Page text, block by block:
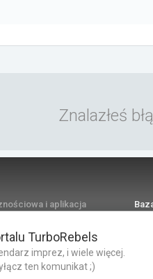
TurboRebels
imprez, i wiele więcej.
ten komunikat ;)
Znalazłeś
i aplikacja